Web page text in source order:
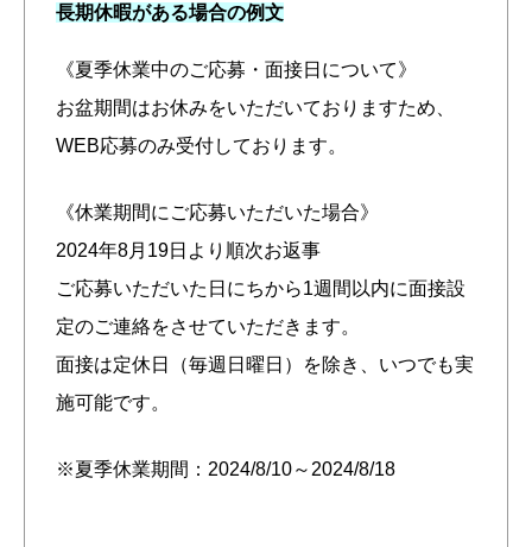
長期休暇がある場合の例文
《夏季休業中のご応募・面接日について》
お盆期間はお休みをいただいておりますため、
WEB応募のみ受付しております。
《休業期間にご応募いただいた場合》
2024年8月19日より順次お返事
ご応募いただいた日にちから1週間以内に面接設
定のご連絡をさせていただきます。
面接は定休日（毎週日曜日）を除き、いつでも実
施可能です。
※夏季休業期間：2024/8/10～2024/8/18